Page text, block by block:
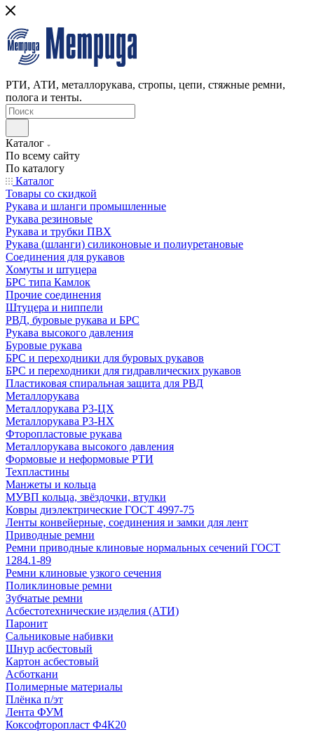
РТИ, АТИ, металлорукава, стропы, цепи, стяжные ремни,
полога и тенты.
Каталог
По всему сайту
По каталогу
Каталог
Товары со скидкой
Рукава и шланги промышленные
Рукава резиновые
Рукава и трубки ПВХ
Рукава (шланги) силиконовые и полиуретановые
Соединения для рукавов
Хомуты и штуцера
БРС типа Камлок
Прочие соединения
Штуцера и ниппели
РВД, буровые рукава и БРС
Рукава высокого давления
Буровые рукава
БРС и переходники для буровых рукавов
БРС и переходники для гидравлических рукавов
Пластиковая спиральная защита для РВД
Металлорукава
Металлорукава Р3-ЦХ
Металлорукава Р3-НХ
Фторопластовые рукава
Металлорукава высокого давления
Формовые и неформовые РТИ
Техпластины
Манжеты и кольца
МУВП кольца, звёздочки, втулки
Ковры диэлектрические ГОСТ 4997-75
Ленты конвейерные, соединения и замки для лент
Приводные ремни
Ремни приводные клиновые нормальных сечений ГОСТ
1284.1-89
Ремни клиновые узкого сечения
Поликлиновые ремни
Зубчатые ремни
Асбестотехнические изделия (АТИ)
Паронит
Сальниковые набивки
Шнур асбестовый
Картон асбестовый
Асботкани
Полимерные материалы
Плёнка п/эт
Лента ФУМ
Коксофторопласт Ф4К20